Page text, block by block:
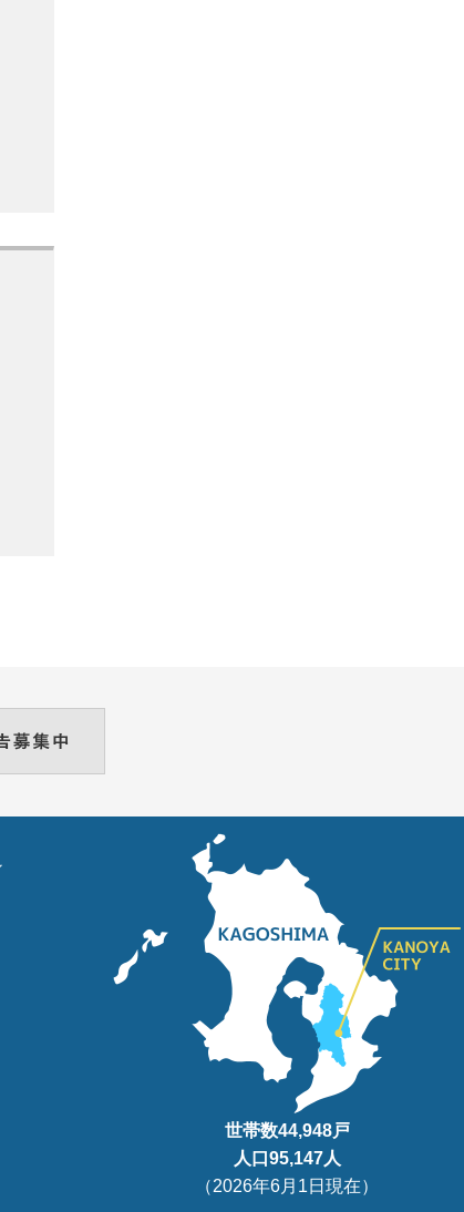
世帯数44,948戸
人口95,147人
（2026年6月1日現在）